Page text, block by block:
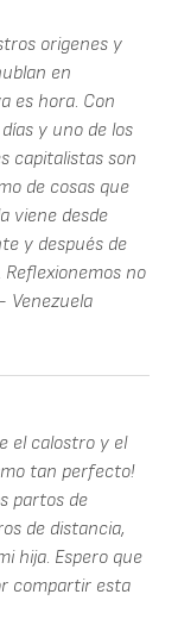
origenes y
en
es hora. Con
y uno de los
capitalistas son
de cosas que
viene desde
y después de
no
Venezuela
el calostro y el
tan perfecto!
partos de
de distancia,
hija. Espero que
compartir esta